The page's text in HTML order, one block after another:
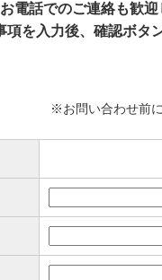
お電話でのご連絡も歓迎
を入力後、確認ボタ
※お問い合わせ前に